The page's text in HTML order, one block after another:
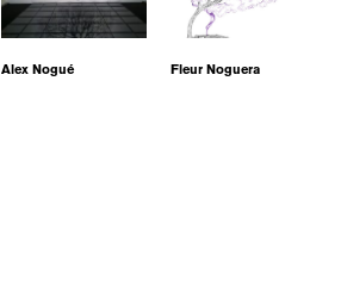
Alex Nogué Fleur Noguera